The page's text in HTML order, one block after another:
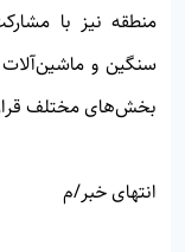
منطقه نیز با
سنگین و ماشین‌آلات
بخش‌های مختلف
انتهای خبر/م